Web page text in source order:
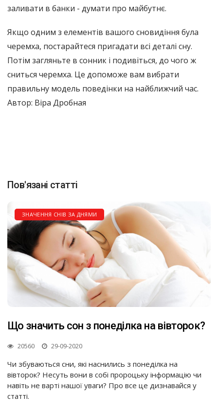
заливати в банки - думати про майбутнє.
Якщо одним з елементів вашого сновидіння була
черемха, постарайтеся пригадати всі деталі сну.
Потім загляньте в сонник і подивіться, до чого ж
сниться черемха. Це допоможе вам вибрати
правильну модель поведінки на найближчий час.
Автор: Віра Дробная
Пов'язані статті
ЗНАЧЕННЯ СНІВ ЗА ДНЯМИ
Що значить сон з понеділка на вівторок?
20560 29-09-2020
Чи збуваються сни, які наснились з понеділка на
вівторок? Несуть вони в собі пророцьку інформацію чи
навіть не варті нашої уваги? Про все це дизнавайся у
статті.